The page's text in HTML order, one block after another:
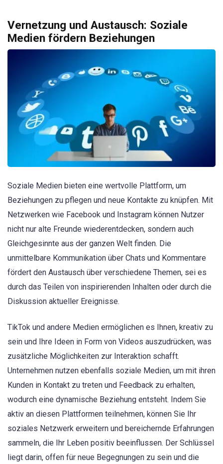
Vernetzung und Austausch: Soziale
Medien fördern Beziehungen
Soziale Medien bieten eine wertvolle Plattform, um
Beziehungen zu pflegen und neue Kontakte zu knüpfen. Mit
Netzwerken wie Facebook und Instagram können Nutzer
nicht nur alte Freunde wiederentdecken, sondern auch
Gleichgesinnte aus der ganzen Welt finden. Die
unmittelbare Kommunikation über Chats und Kommentare
fördert den Austausch über verschiedene Themen, sei es
durch das Teilen von inspirierenden Inhalten oder durch die
Diskussion aktueller Ereignisse.
TikTok und andere Medien ermöglichen es Ihnen, kreativ zu
sein und Ihre Ideen in Form von Videos auszudrücken, was
zusätzliche Möglichkeiten zur Interaktion schafft.
Unternehmen nutzen ebenfalls soziale Medien, um mit ihren
Kunden in Kontakt zu treten und Feedback zu erhalten,
wodurch eine dynamische Beziehung entsteht. Indem Sie
aktiv an diesen Plattformen teilnehmen, können Sie Ihr
soziales Netzwerk erweitern und bereichernde Erfahrungen
sammeln, die Ihr Leben positiv beeinflussen. Der Schlüssel
liegt darin, offen für neue Begegnungen zu sein und die